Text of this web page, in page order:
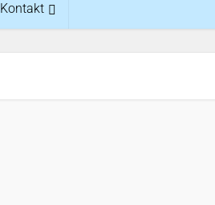
Kontakt